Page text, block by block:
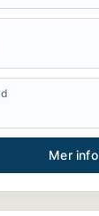
Mer info